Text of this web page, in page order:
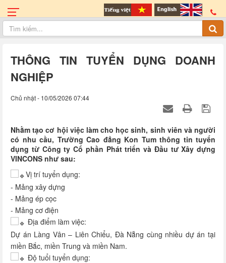
THÔNG TIN TUYỂN DỤNG DOANH
NGHIỆP
Chủ nhật - 10/05/2026 07:44
Nhằm tạo cơ hội việc làm cho học sinh, sinh viên và người
có nhu cầu, Trường Cao đẳng Kon Tum thông tin tuyển
dụng từ Công ty Cổ phần Phát triển và Đầu tư Xây dựng
VINCONS như sau:
Vị trí tuyển dụng:
- Mảng xây dựng
- Mảng ép cọc
- Mảng cơ điện
Địa điểm làm việc:
Dự án Làng Vân – Liên Chiểu, Đà Nẵng cùng nhiều dự án tại
miền Bắc, miền Trung và miền Nam.
Độ tuổi tuyển dụng: